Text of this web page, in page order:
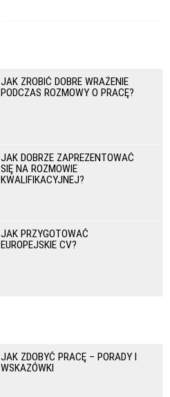
JAK ZROBIĆ DOBRE WRAŻENIE
PODCZAS ROZMOWY O PRACĘ?
JAK DOBRZE ZAPREZENTOWAĆ
SIĘ NA ROZMOWIE
KWALIFIKACYJNEJ?
JAK PRZYGOTOWAĆ
EUROPEJSKIE CV?
JAK ZDOBYĆ PRACĘ – PORADY I
WSKAZÓWKI